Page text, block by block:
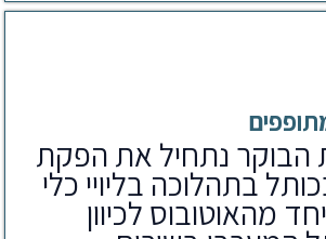
הבוקר נתחיל את הפקת
בתהלוכה בליויי כלי
מהאוטובוס לכיוון